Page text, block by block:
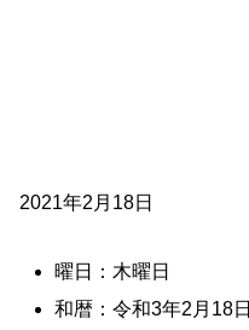
2021年2月18日
曜日：木曜日
和暦：令和3年2月18日